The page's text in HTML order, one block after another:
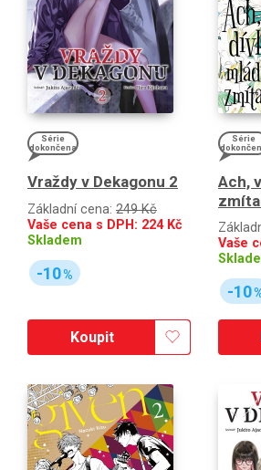
Série
dokončena
Vraždy v Dekagonu 2
Základní cena: 249 Kč
Vaše cena s DPH: 224Kč
Skladem
-10%
Koupit
Série
Ach,
Vaše
-10